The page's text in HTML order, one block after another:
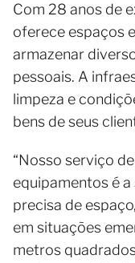
Com 28 anos de
oferece espaços
armazenar
pessoais. A
limpeza e
bens de seus
“Nosso serviço
equipamentos é
precisa de
em situações
metros